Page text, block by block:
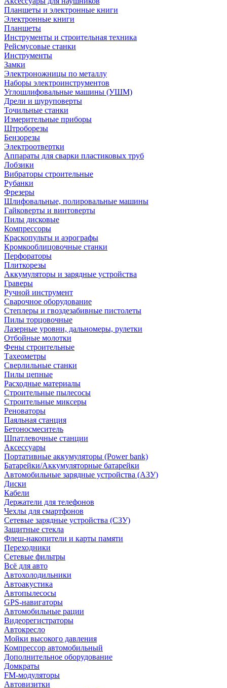
Планшеты и электронные книги
Электронные книги
Планшеты
Инструменты и строительная техника
Рейсмусовые станки
Инструменты
Замки
Электроножницы по металлу
Наборы электроинструментов
Углошлифовальные машины (УШМ)
Дрели и шуруповерты
Точильные станки
Измерительные приборы
Штроборезы
Бензорезы
Электроотвертки
Аппараты для сварки пластиковых труб
Лобзики
Вибраторы строительные
Рубанки
Фрезеры
Шлифовальные, полировальные машины
Гайковерты и винтоверты
Пилы дисковые
Компрессоры
Краскопульты и аэрографы
Кромкооблицовочные станки
Перфораторы
Плиткорезы
Аккумуляторы и зарядные устройства
Граверы
Ручной инструмент
Сварочное оборудование
Степлеры и гвоздезабивные пистолеты
Пилы торцовочные
Лазерные уровни, дальномеры, рулетки
Отбойные молотки
Фены строительные
Тахеометры
Сверлильные станки
Пилы цепные
Расходные материалы
Строительные пылесосы
Строительные миксеры
Реноваторы
Паяльная станция
Бетоносмеситель
Шпатлевочные станции
Аксессуары
Портативные аккумуляторы (Power bank)
Батарейки/Аккумуляторные батарейки
Автомобильные зарядные устройства (АЗУ)
Диски
Кабели
Держатели для телефонов
Чехлы для смартфонов
Сетевые зарядные устройства (СЗУ)
Защитные стекла
Флеш-накопители и карты памяти
Переходники
Сетевые фильтры
Всё для авто
Автохолодильники
Автоакустика
Автопылесосы
GPS-навигаторы
Автомобильные рации
Видеорегистраторы
Автокресло
Мойки высокого давления
Компрессор автомобильный
Дополнительное оборудование
Домкраты
FM-модуляторы
Автовизитки